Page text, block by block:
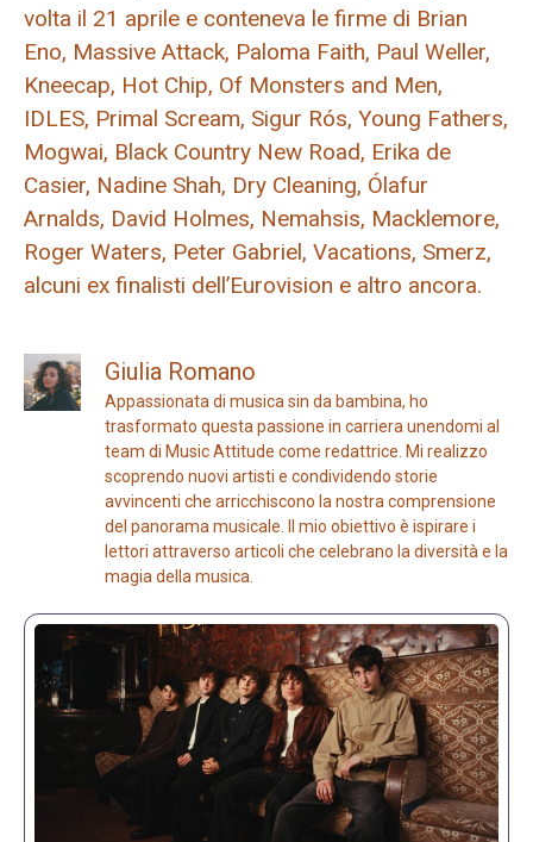
volta il 21 aprile e conteneva le firme di Brian
Eno, Massive Attack, Paloma Faith, Paul Weller,
Kneecap, Hot Chip, Of Monsters and Men,
IDLES, Primal Scream, Sigur Rós, Young Fathers,
Mogwai, Black Country New Road, Erika de
Casier, Nadine Shah, Dry Cleaning, Ólafur
Arnalds, David Holmes, Nemahsis, Macklemore,
Roger Waters, Peter Gabriel, Vacations, Smerz,
alcuni ex finalisti dell’Eurovision e altro ancora.
Giulia Romano
Appassionata di musica sin da bambina, ho
trasformato questa passione in carriera unendomi al
team di Music Attitude come redattrice. Mi realizzo
scoprendo nuovi artisti e condividendo storie
avvincenti che arricchiscono la nostra comprensione
del panorama musicale. Il mio obiettivo è ispirare i
lettori attraverso articoli che celebrano la diversità e la
magia della musica.